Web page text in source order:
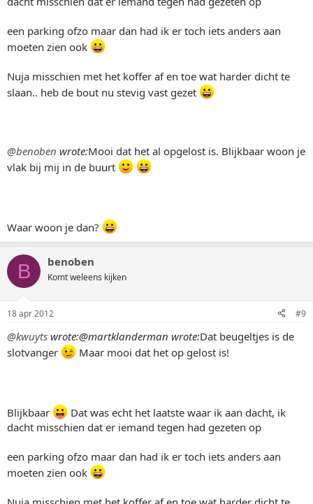
een parking ofzo maar dan had ik er toch iets anders aan
moeten zien ook
Nuja misschien met het koffer af en toe wat harder dicht te
slaan.. heb de bout nu stevig vast gezet
@benoben wrote:Mooi dat het al opgelost is. Blijkbaar woon je
vlak bij mij in de buurt
Waar woon je dan?
B benoben
Komt weleens kijken
18 apr 2012 #9
@kwuyts wrote:@martklanderman wrote:Dat beugeltjes is de
slotvanger
Maar mooi dat het op gelost is!
Blijkbaar
Dat was echt het laatste waar ik aan dacht, ik
dacht misschien dat er iemand tegen had gezeten op
een parking ofzo maar dan had ik er toch iets anders aan
moeten zien ook